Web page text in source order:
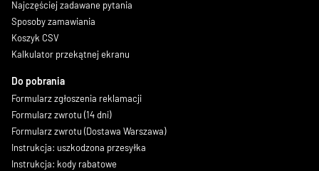
Najczęściej zadawane pytania
Sposoby zamawiania
Koszyk CSV
Kalkulator przekątnej ekranu
Do pobrania
Formularz zgłoszenia reklamacji
Formularz zwrotu (14 dni)
Formularz zwrotu (Dostawa Warszawa)
Instrukcja: uszkodzona przesyłka
Instrukcja: kody rabatowe